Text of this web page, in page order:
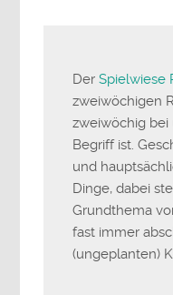
DerSpielwiese
zweiwöchigen
zweiwöchig bei
Begriff ist.
und
Dinge, dabei
Grundthema
fast immer
(ungeplanten)